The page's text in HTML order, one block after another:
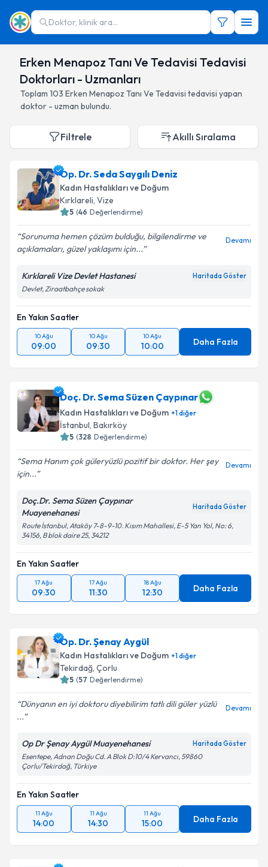
Doktor, klinik ara...
Erken Menapoz Tanı Ve Tedavisi Tedavisi
Doktorları - Uzmanları
Toplam 103 Erken Menapoz Tanı Ve Tedavisi tedavisi yapan
doktor - uzman bulundu.
Filtrele Akıllı Sıralama
Op. Dr. Seda Saygılı Deniz
Kadın Hastalıkları ve Doğum
Kırklareli, Vize
5 (46 Değerlendirme)
Sorunuma hemen çözüm bulduğu, bilgilendirme ve
açıklamaları, güzel yaklaşımı için...
Devamı
Kırklareli Vize Devlet Hastanesi Haritada Göster
Devlet, Ziraatbahçe sokak
En Yakın Saatler
10 Ağu
09:00
10 Ağu
09:30
10 Ağu
10:00 Daha Fazla
Doç. Dr. Sema Süzen Çaypınar
Kadın Hastalıkları ve Doğum +1diğer
İstanbul, Bakırköy
5 (328 Değerlendirme)
Sema Hanım çok güleryüzlü pozitif bir doktor. Her şey
için...
Devamı
Doç.Dr. Sema Süzen Çaypınar
Muayenehanesi
Haritada Göster
Route İstanbul, Ataköy 7-8-9-10. Kısım Mahallesi, E-5 Yan Yol, No: 6,
34156, B blok daire 25, 34212
En Yakın Saatler
17 Ağu
09:30
17 Ağu
11:30
18 Ağu
12:30 Daha Fazla
Op. Dr. Şenay Aygül
Kadın Hastalıkları ve Doğum +1diğer
Tekirdağ, Çorlu
5 (57 Değerlendirme)
Dünyanın en iyi doktoru diyebilirim tatlı dili güler yüzlü
...
Devamı
Op Dr Şenay Aygül Muayenehanesi Haritada Göster
Esentepe, Adnan Doğu Cd. A Blok D:10/4 Kervancı, 59860
Çorlu/Tekirdağ, Türkiye
En Yakın Saatler
11 Ağu
14:00
11 Ağu
14:30
11 Ağu
15:00 Daha Fazla